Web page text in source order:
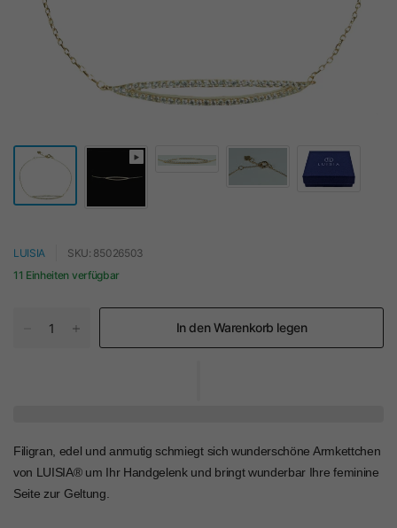
LUISIA
SKU: 85026503
11 Einheiten verfügbar
In den Warenkorb legen
Filigran, edel und anmutig schmiegt sich wunderschöne Armkettchen
von LUISIA® um Ihr Handgelenk und bringt wunderbar Ihre feminine
Seite zur Geltung.